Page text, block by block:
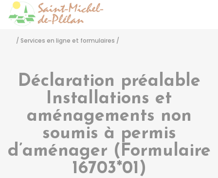
/ Services en ligne et formulaires /
Déclaration préalable
Installations et
aménagements non
soumis à permis
d’aménager (Formulaire
16703*01)